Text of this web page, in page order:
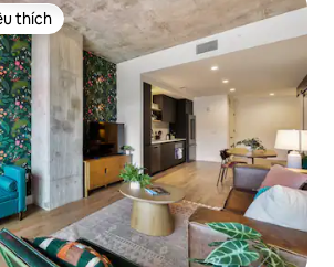
nhất
thích